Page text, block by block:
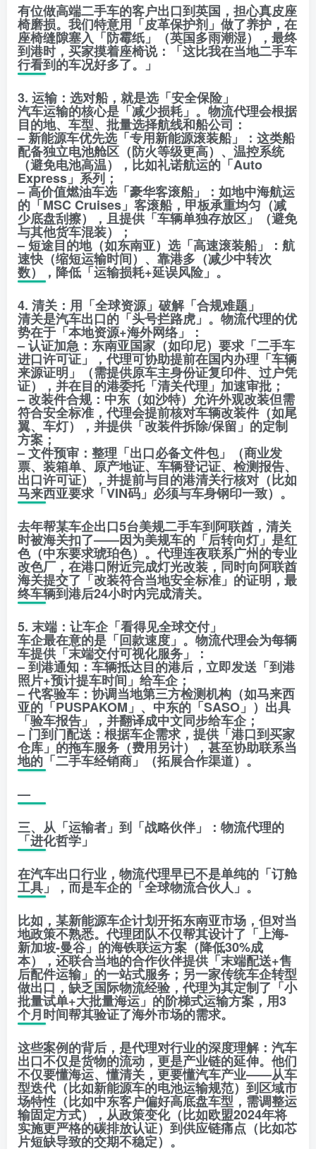
有位做高端二手车的客户出口到英国，担心真皮座
椅磨损。我们特意用「皮革保护剂」做了养护，在
座椅缝隙塞入「防霉纸」（英国多雨潮湿），最终
到港时，买家摸着座椅说：「这比我在当地二手车
行看到的车况好多了。」
3. 运输：选对船，就是选「安全保险」
汽车运输的核心是「减少损耗」。物流代理会根据
目的地、车型、批量选择航线和船公司：
– 新能源车优先选「专用新能源滚装船」：这类船
配备独立电池舱区（防火等级更高）、温控系统
（避免电池高温），比如礼诺航运的「Auto
Express」系列；
– 高价值燃油车选「豪华客滚船」：如地中海航运
的「MSC Cruises」客滚船，甲板承重均匀（减
少底盘刮擦），且提供「车辆单独存放区」（避免
与其他货车混装）；
– 短途目的地（如东南亚）选「高速滚装船」：航
速快（缩短运输时间）、靠港多（减少中转次
数），降低「运输损耗+延误风险」。
4. 清关：用「全球资源」破解「合规难题」
清关是汽车出口的「头号拦路虎」。物流代理的优
势在于「本地资源+海外网络」：
– 认证加急：东南亚国家（如印尼）要求「二手车
进口许可证」，代理可协助提前在国内办理「车辆
来源证明」（需提供原车主身份证复印件、过户凭
证），并在目的港委托「清关代理」加速审批；
– 改装件合规：中东（如沙特）允许外观改装但需
符合安全标准，代理会提前核对车辆改装件（如尾
翼、车灯），并提供「改装件拆除/保留」的定制
方案；
– 文件预审：整理「出口必备文件包」（商业发
票、装箱单、原产地证、车辆登记证、检测报告、
出口许可证），并提前与目的港清关行核对（比如
马来西亚要求「VIN码」必须与车身钢印一致）。
去年帮某车企出口5台美规二手车到阿联酋，清关
时被海关扣了——因为美规车的「后转向灯」是红
色（中东要求琥珀色）。代理连夜联系广州的专业
改色厂，在港口附近完成灯光改装，同时向阿联酋
海关提交了「改装符合当地安全标准」的证明，最
终车辆到港后24小时内完成清关。
5. 末端：让车企「看得见全球交付」
车企最在意的是「回款速度」。物流代理会为每辆
车提供「末端交付可视化服务」：
– 到港通知：车辆抵达目的港后，立即发送「到港
照片+预计提车时间」给车企；
– 代客验车：协调当地第三方检测机构（如马来西
亚的「PUSPAKOM」、中东的「SASO」）出具
「验车报告」，并翻译成中文同步给车企；
– 门到门配送：根据车企需求，提供「港口到买家
仓库」的拖车服务（费用另计），甚至协助联系当
地的「二手车经销商」（拓展合作渠道）。
—
三、从「运输者」到「战略伙伴」：物流代理的
「进化哲学」
在汽车出口行业，物流代理早已不是单纯的「订舱
工具」，而是车企的「全球物流合伙人」。
比如，某新能源车企计划开拓东南亚市场，但对当
地政策不熟悉。代理团队不仅帮其设计了「上海-
新加坡-曼谷」的海铁联运方案（降低30%成
本），还联合当地的合作伙伴提供「末端配送+售
后配件运输」的一站式服务；另一家传统车企转型
做出口，缺乏国际物流经验，代理为其定制了「小
批量试单+大批量海运」的阶梯式运输方案，用3
个月时间帮其验证了海外市场的需求。
这些案例的背后，是代理对行业的深度理解：汽车
出口不仅是货物的流动，更是产业链的延伸。他们
不仅要懂海运、懂清关，更要懂汽车产业——从车
型迭代（比如新能源车的电池运输规范）到区域市
场特性（比如中东客户偏好高底盘车型，需调整运
输固定方式），从政策变化（比如欧盟2024年将
实施更严格的碳排放认证）到供应链痛点（比如芯
片短缺导致的交期不稳定）。